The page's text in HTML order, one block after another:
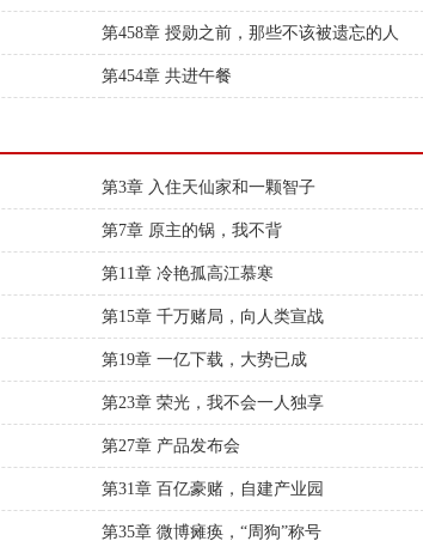
第458章 授勋之前，那些不该被遗忘的人
第454章 共进午餐
第3章 入住天仙家和一颗智子
第7章 原主的锅，我不背
第11章 冷艳孤高江慕寒
第15章 千万赌局，向人类宣战
第19章 一亿下载，大势已成
第23章 荣光，我不会一人独享
第27章 产品发布会
第31章 百亿豪赌，自建产业园
第35章 微博瘫痪，“周狗”称号